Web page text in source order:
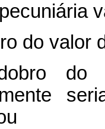
do valor
do